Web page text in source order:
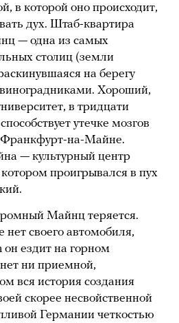
в которой оно происходит,
дух. Штаб-квартира
— одна из самых
столиц (земли
на берегу
Хороший,
в тридцати
утечке мозгов
Франкфурт-на-Майне.
— культурный центр
проигрывался в пух
Майнц теряется.
своего автомобиля,
он ездит на горном
ни приемной,
вся история создания
скорее несвойственной
Германии четкостью